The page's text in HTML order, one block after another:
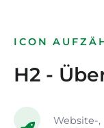
ICON
H2 -
Website-